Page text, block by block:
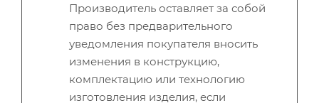
Производитель оставляет за собой
право без предварительного
уведомления покупателя вносить
изменения в конструкцию,
комплектацию или технологию
изготовления изделия, если